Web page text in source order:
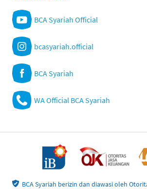
BCA Syariah Official
bcasyariah.official
BCA Syariah
WA Official BCA Syariah
BCA Syariah berizin dan diawasi oleh